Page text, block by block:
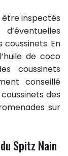
être inspectés
En
de coco
coussinets
conseillé
des
sur
Spitz Nain